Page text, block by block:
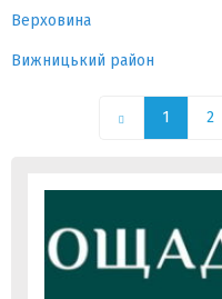
Верховина
Вижницький район
1 2